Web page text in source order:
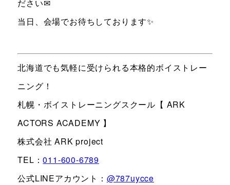
ださい✉
当日、会場でお待ちしております✨
北海道でも気軽に受けられる本格的ボイストレー
ニング！
札幌・ボイストレーニングスクール【 ARK
ACTORS ACADEMY 】
株式会社 ARK project
TEL：011-600-6789
公式LINEアカウント： @787uycce